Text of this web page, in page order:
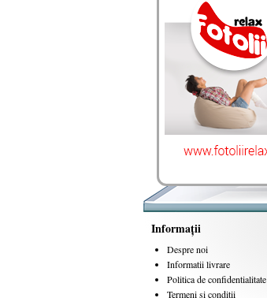
Informaţii
Despre noi
Informatii livrare
Politica de confidentialitate
Termeni si conditii